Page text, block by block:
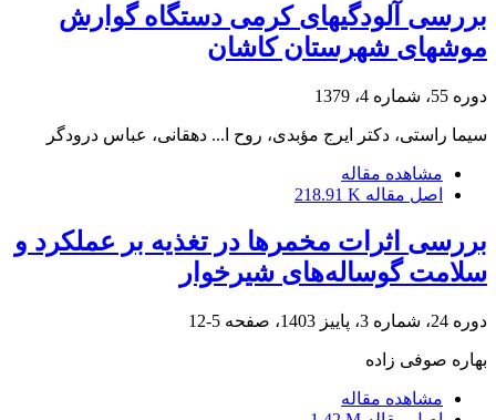
بررسی آلودگیهای کرمی دستگاه گوارش
موشهای شهرستان کاشان
دوره 55، شماره 4، 1379
سیما راستی، دکتر ایرج مؤبدی، روح ا... دهقانی، عباس درودگر
مشاهده مقاله
اصل مقاله 218.91 K
بررسی اثرات مخمرها در تغذیه بر عملکرد و
سلامت گوساله‌های شیرخوار
دوره 24، شماره 3، پاییز 1403، صفحه 5-12
بهاره صوفی زاده
مشاهده مقاله